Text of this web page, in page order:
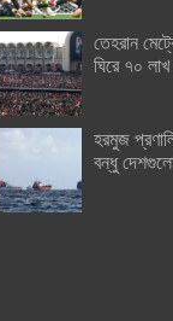
তেহরান
ঘিরে ৭০ লাখ
হরমুজ
বন্ধু